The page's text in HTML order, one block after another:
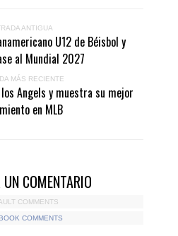
ANTIGUA
U12 de Béisbol y
al Mundial 2027
MÁS RECIENTE
Angels y muestra su mejor
en MLB
COMENTARIO
COMMENTS
COMMENTS